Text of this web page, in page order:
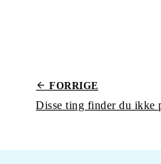
FORRIGE
Disse ting finder du ikke